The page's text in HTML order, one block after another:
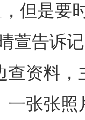
但是要
萱告诉
查资料
一张张